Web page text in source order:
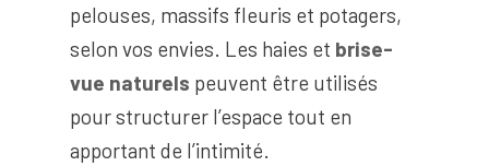
pelouses, massifs fleuris et potagers,
selon vos envies. Les haies et brise-
vue naturels peuvent être utilisés
pour structurer l’espace tout en
apportant de l’intimité.